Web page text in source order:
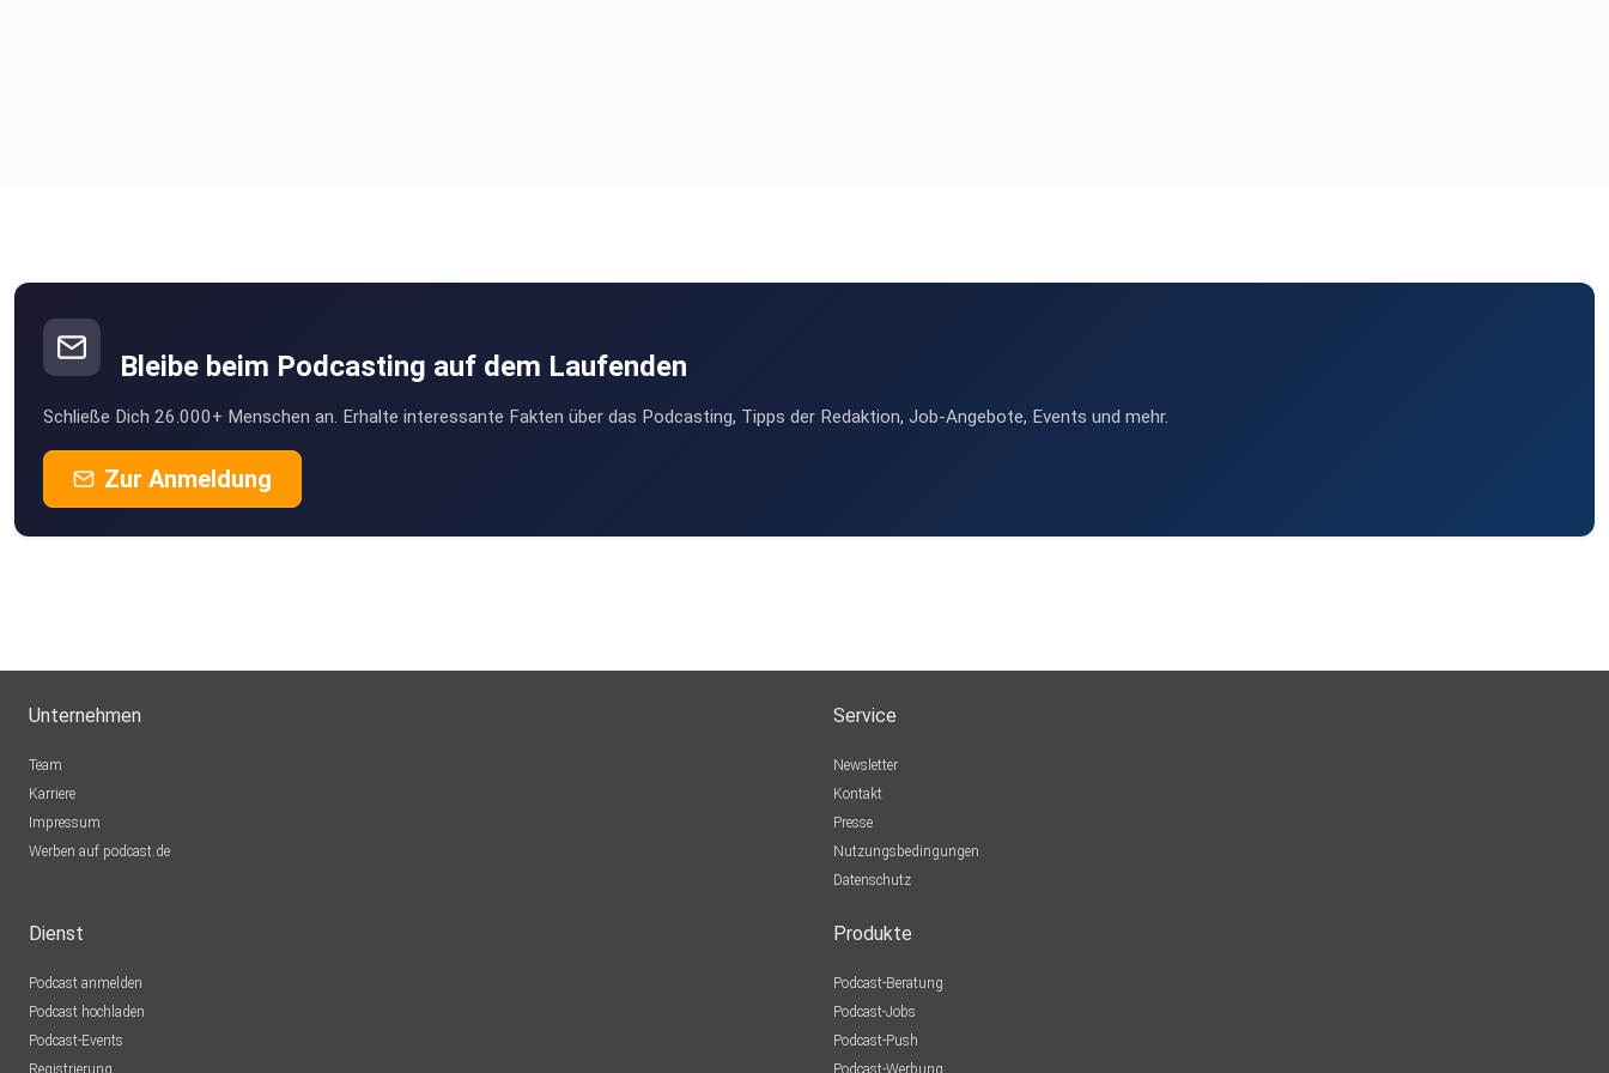
Bleibe beim Podcasting auf dem Laufenden
Schließe Dich 26.000+ Menschen an. Erhalte interessante Fakten über das Podcasting, Tipps der Redaktion, Job-Angebote, Events und mehr.
Zur Anmeldung
Unternehmen
Team
Karriere
Impressum
Werben auf podcast.de
Service
Newsletter
Kontakt
Presse
Nutzungsbedingungen
Datenschutz
Dienst
Podcast anmelden
Podcast hochladen
Podcast-Events
Registrierung
Produkte
Podcast-Beratung
Podcast-Jobs
Podcast-Push
Podcast-Werbung